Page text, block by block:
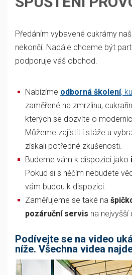
Předáním vybavené cukrárny
nekončí. Nadále chceme být
podporuje váš obchod.
Nabízíme odborná školení,
zaměřené na zmrzlinu,
kterých se dozvíte o
Můžeme zajistit i stáže u
získali potřebné zkušenosti.
Budeme vám k dispozici jako
Pokud si s něčím nebudete
vám budou k dispozici.
Zaměřujeme se také na
pozáruční servis na nejvyšší
Podívejte se na video
níže. Všechna videa